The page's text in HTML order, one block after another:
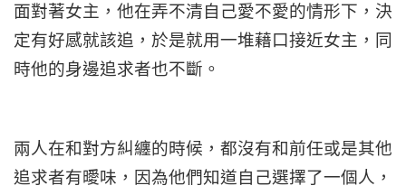
面對著女主，他在弄不清自己愛不愛的情形下，決
定有好感就該追，於是就用一堆藉口接近女主，同
時他的身邊追求者也不斷。
兩人在和對方糾纏的時候，都沒有和前任或是其他
追求者有曖味，因為他們知道自己選擇了一個人，